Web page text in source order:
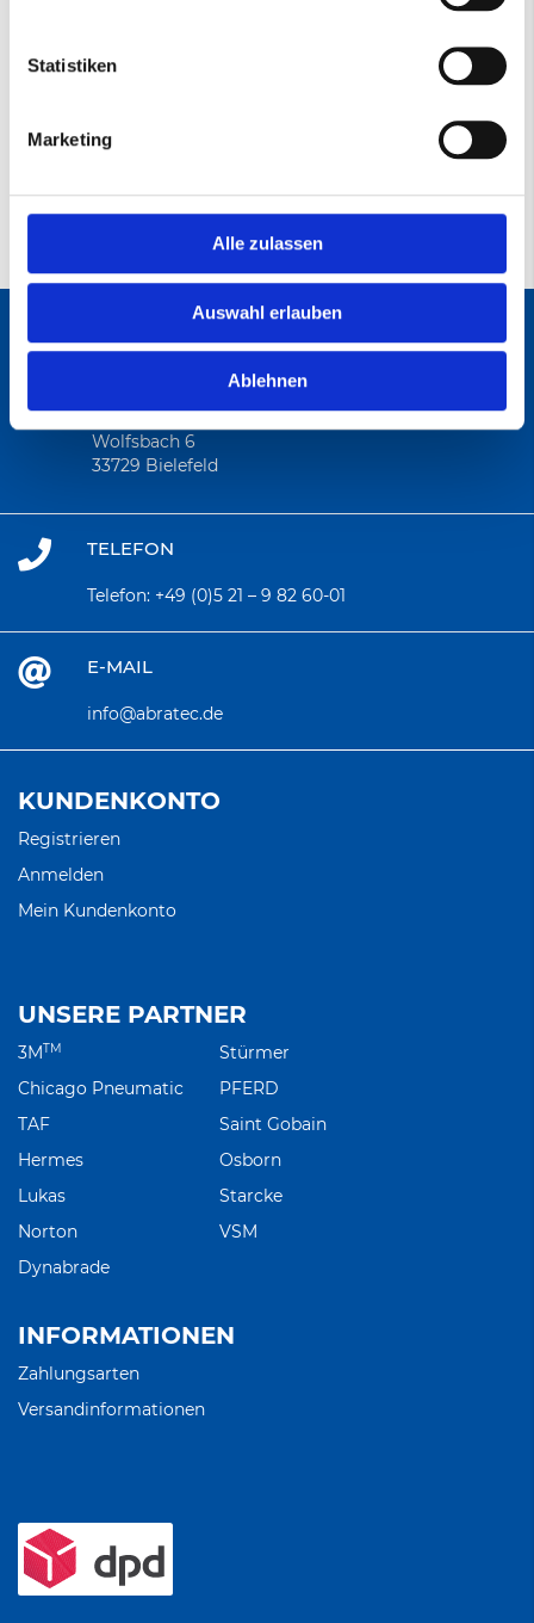
Statistiken
Marketing
Alle zulassen
Auswahl erlauben
Ablehnen
3500
Datenblatt
(PDF)
Abratec GmbH
Wolfsbach 6
33729 Bielefeld
TELEFON
Telefon: +49 (0)5 21 – 9 82 60-01
E-MAIL
info@abratec.de
KUNDENKONTO
Registrieren
Anmelden
Mein Kundenkonto
UNSERE PARTNER
3MTM
Chicago Pneumatic
TAF
Hermes
Lukas
Norton
Dynabrade
Stürmer
PFERD
Saint Gobain
Osborn
Starcke
VSM
INFORMATIONEN
Zahlungsarten
Versandinformationen